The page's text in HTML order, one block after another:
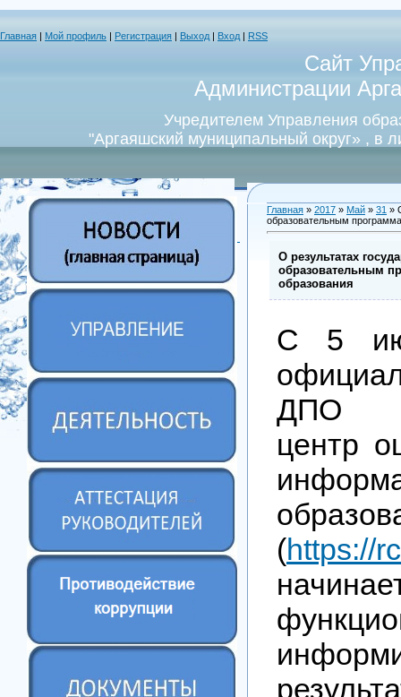
Главная Мой профиль Регистрация Выход Вход RSS
Сайт
Администрации
Учредителем Управления
"Аргаяшский муниципальный округ» , в
Главная » 2017 » Май » 31 »
образовательным
О результатах
образовательным
образования
С 5
ДПО
центр
(https://